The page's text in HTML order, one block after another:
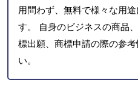
用問わず、無料で様々な用
す。 自身のビジネスの商品
標出願、商標申請の際の参
い。